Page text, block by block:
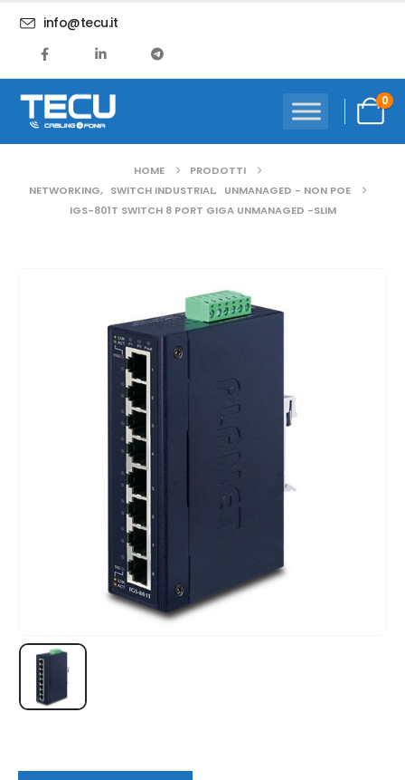
info@tecu.it
0
HOME
PRODOTTI
NETWORKING, SWITCH INDUSTRIAL, UNMANAGED - NON POE
IGS-801T SWITCH 8 PORT GIGA UNMANAGED -SLIM